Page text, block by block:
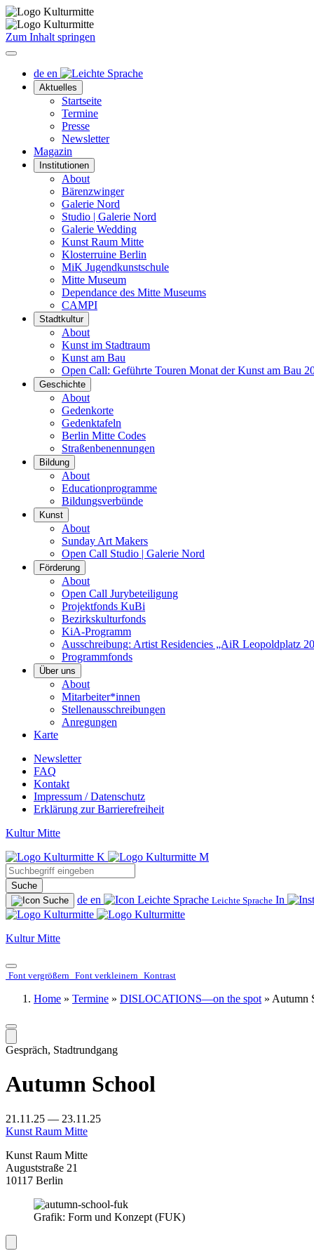
Zum Inhalt springen
Menü
öffnen/schliessen
de en
Aktuelles
Startseite
Termine
Presse
Newsletter
Magazin
Institutionen
About
Bärenzwinger
Galerie Nord
Studio | Galerie Nord
Galerie Wedding
Kunst Raum Mitte
Klosterruine Berlin
MiK Jugendkunstschule
Mitte Museum
Dependance des Mitte Museums
CAMPI
Stadtkultur
About
Kunst im Stadtraum
Kunst am Bau
Open Call: Geführte Touren Monat der Kunst am Bau
Geschichte
About
Gedenkorte
Gedenktafeln
Berlin Mitte Codes
Straßenbenennungen
Bildung
About
Educationprogramme
Bildungsverbünde
Kunst
About
Sunday Art Makers
Open Call Studio | Galerie Nord
Förderung
About
Open Call Jurybeteiligung
Projektfonds KuBi
Bezirkskulturfonds
KiA-Programm
Ausschreibung: Artist Residencies „AiR Leopoldplatz
Programmfonds
Über uns
About
Mitarbeiter*innen
Stellenausschreibungen
Anregungen
Karte
Newsletter
FAQ
Kontakt
Impressum / Datenschutz
Erklärung zur Barrierefreiheit
Kultur Mitte
Suche
Suche
de en Leichte Sprache In
Kultur Mitte
Menü
öffnen/schliessen
Font ver­­größern Font ver­­kleinern Kontrast
Home » Termine » DISLOCATIONS—on the spot » Autumn
schliessen
Gespräch, Stadtrundgang
Autumn School
21.11.25 — 23.11.25
Kunst Raum Mitte
Kunst Raum Mitte
Auguststraße 21
10117 Berlin
Grafik: Form und Konzept (FUK)
schliessen